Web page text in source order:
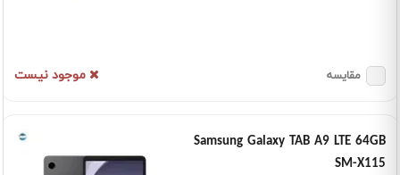
موجود نیست مقایسه
Samsung Galaxy TAB A9 LTE 64GB
SM-X115